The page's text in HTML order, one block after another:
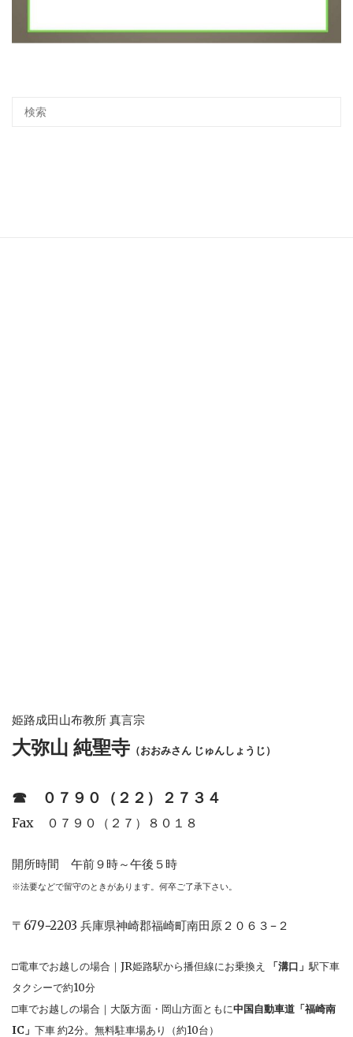
姫路成田山布教所 真言宗
大弥山 純聖寺 （おおみさん じゅんしょうじ）
☎︎ ０７９０（２２）２７３４
Fax ０７９０（２７）８０１８
開所時間 午前９時～午後５時
※法要などで留守のときがあります。何卒ご了承下さい。
〒679−2203 兵庫県神崎郡福崎町南田原２０６３−２
□電車でお越しの場合｜JR姫路駅から播但線にお乗換え 「溝口」駅下車
タクシーで約10分
□車でお越しの場合｜大阪方面・岡山方面ともに中国自動車道「福崎南
IC」 下車 約2分。無料駐車場あり（約10台）